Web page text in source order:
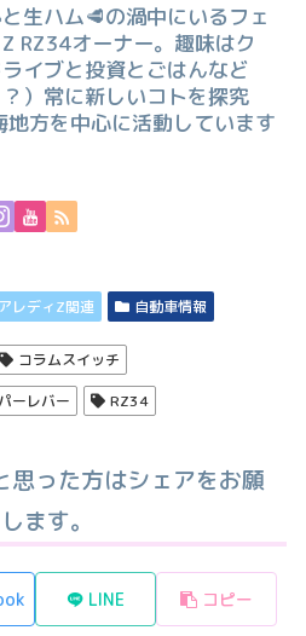
生ハム🥩の渦中にいるフェ
RZ34オーナー。趣味はク
イブと投資とごはんなど
？）常に新しいコトを探究
地方を中心に活動しています
レディZ関連 自動車情報
コラムスイッチ
ーレバー RZ34
思った方はシェアをお願
ます。
LINE コピー